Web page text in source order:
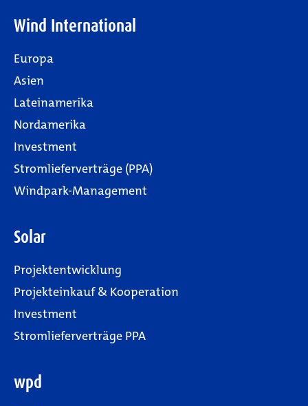
Wind International
Europa
Asien
Lateinamerika
Nordamerika
Investment
Stromlieferverträge (PPA)
Windpark-Management
Solar
Projektentwicklung
Projekteinkauf & Kooperation
Investment
Stromlieferverträge PPA
wpd